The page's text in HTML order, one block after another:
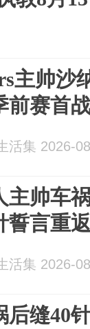
主帅沙
前赛首
活集 2026-
主帅车
誓言重
活集 2026-
后缝40